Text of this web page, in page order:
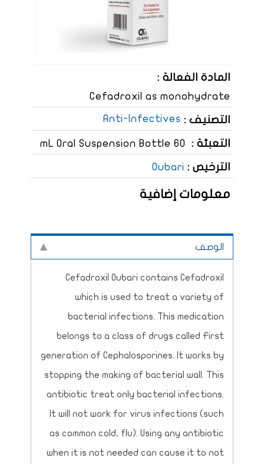
المادة الفعالة :
Cefadroxil as monohydrate
التصنيف : Anti-Infectives
التعبئة : 60 mL Oral Suspension Bottle
الترخيص : Oubari
معلومات إضافية
الوصف
Cefadroxil Oubari contains Cefadroxil
which is used to treat a variety of
bacterial infections. This medication
belongs to a class of drugs called First
generation of Cephalosporines. It works by
stopping the making of bacterial wall. This
antibiotic treat only bacterial infections.
It will not work for virus infections (such
as common cold, flu). Using any antibiotic
when it is not needed can cause it to not